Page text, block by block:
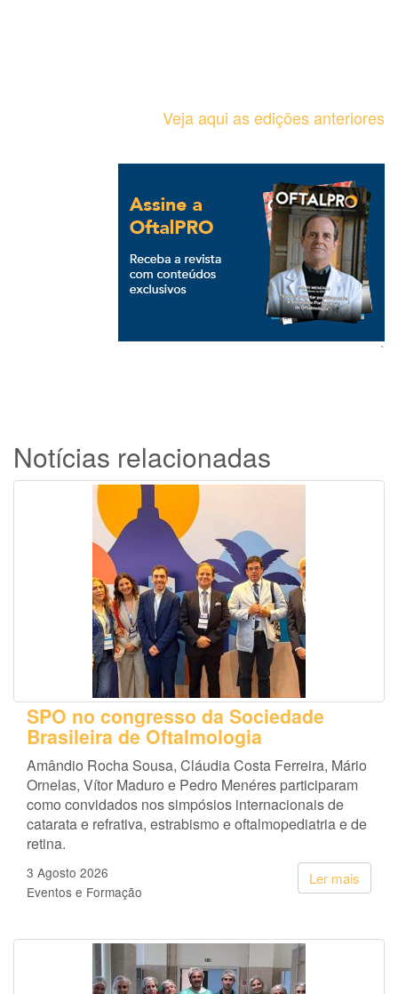
Veja aqui as edições anteriores
`
Notícias relacionadas
SPO no congresso da Sociedade
Brasileira de Oftalmologia
Amândio Rocha Sousa, Cláudia Costa Ferreira, Mário
Ornelas, Vítor Maduro e Pedro Menéres participaram
como convidados nos simpósios internacionais de
catarata e refrativa, estrabismo e oftalmopediatria e de
retina.
Ler mais
3 Agosto 2026
Eventos e Formação